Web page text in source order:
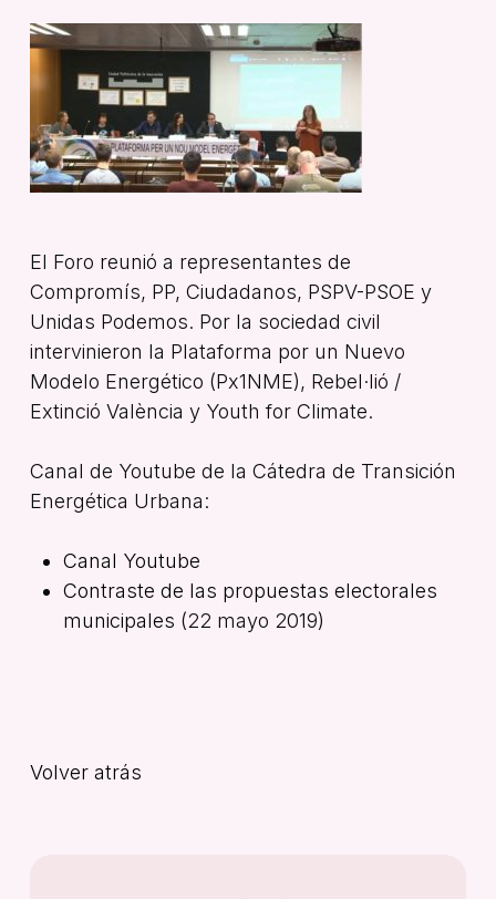
El Foro reunió a representantes de
Compromís, PP, Ciudadanos, PSPV-PSOE y
Unidas Podemos. Por la sociedad civil
intervinieron la Plataforma por un Nuevo
Modelo Energético (Px1NME), Rebel·lió /
Extinció València y Youth for Climate.
Canal de Youtube de la Cátedra de Transición
Energética Urbana:
Canal Youtube
Contraste de las propuestas electorales
municipales (22 mayo 2019)
Volver atrás